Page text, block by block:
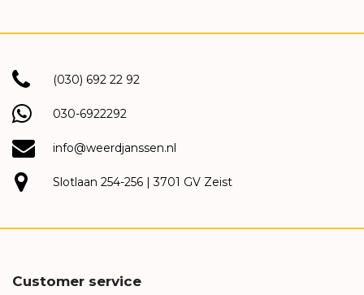
(030) 692 22 92
030-6922292
info@weerdjanssen.nl
Slotlaan 254-256 | 3701 GV Zeist
Customer service